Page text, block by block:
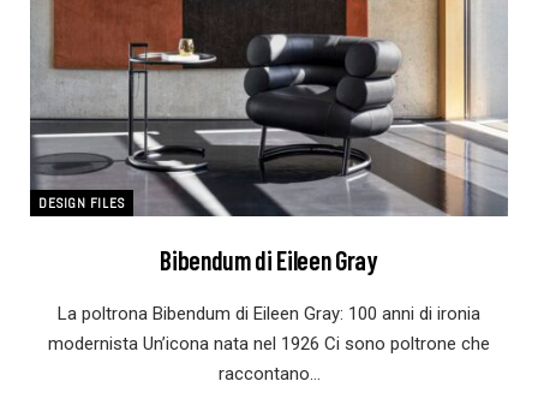
DESIGN FILES
Bibendum di Eileen Gray
La poltrona Bibendum di Eileen Gray: 100 anni di ironia
modernista Un’icona nata nel 1926 Ci sono poltrone che
raccontano…